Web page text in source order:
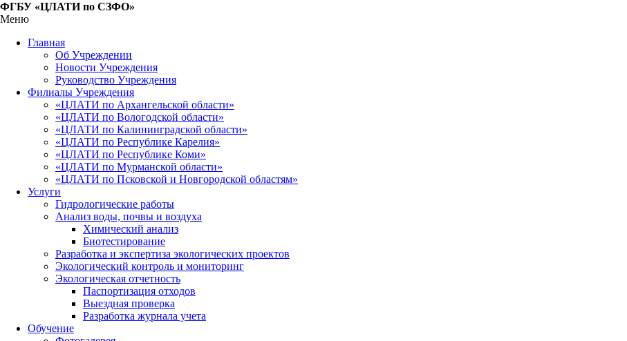
ФГБУ «ЦЛАТИ по СЗФО»
Меню
Главная
Об Учреждении
Новости Учреждения
Руководство Учреждения
Филиалы Учреждения
«ЦЛАТИ по Архангельской области»
«ЦЛАТИ по Вологодской области»
«ЦЛАТИ по Калининградской области»
«ЦЛАТИ по Республике Карелия»
«ЦЛАТИ по Республике Коми»
«ЦЛАТИ по Мурманской области»
«ЦЛАТИ по Псковской и Новгородской областям»
Услуги
Гидрологические работы
Анализ воды, почвы и воздуха
Химический анализ
Биотестирование
Разработка и экспертиза экологических проектов
Экологический контроль и мониторинг
Экологическая отчетность
Паспортизация отходов
Выездная проверка
Разработка журнала учета
Обучение